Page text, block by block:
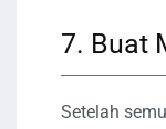
7. Buat
Setelah